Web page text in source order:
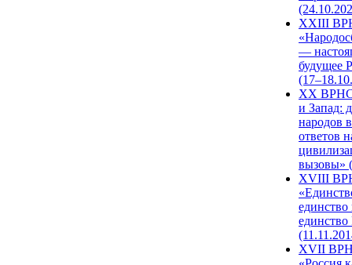
XXIII
—
будущее
XX ВРНС
и Запад:
народов
ответов
вызовы»
XVIII
единство
единство
XVII